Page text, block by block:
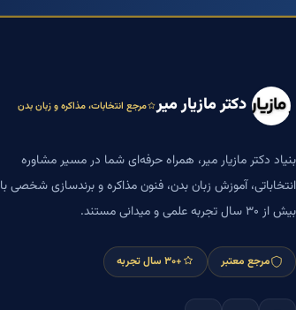
دکتر مازیار میر مرجع انتخابات، مذاکره و زبان بدن
بنیاد دکتر مازیار میر، همراه حرفه‌ای شما در مسیر مشاوره
انتخاباتی، آموزش زبان بدن، فنون مذاکره و برندسازی شخصی با
بیش از ۳۰ سال تجربه علمی و میدانی مستند.
مرجع معتبر +۳۰ سال تجربه